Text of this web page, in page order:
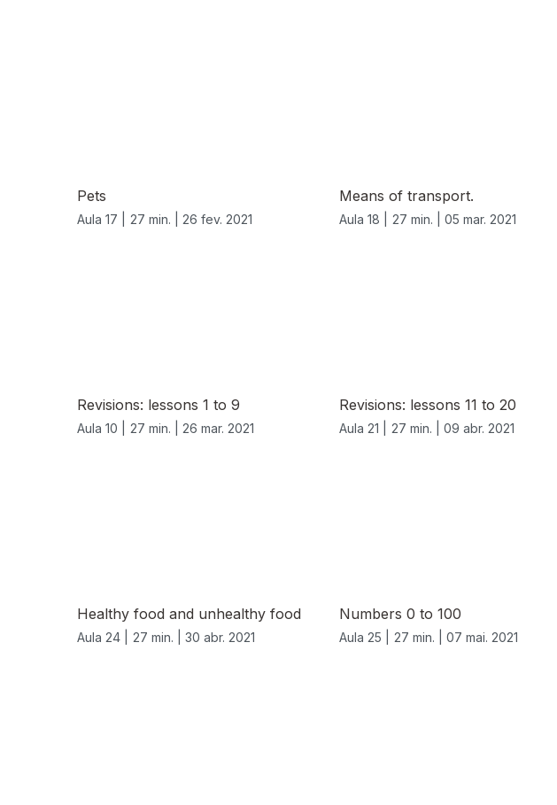
Pets
Aula 17 | 27 min. | 26 fev. 2021
Means of transport.
Aula 18 | 27 min. | 05 mar. 2021
Revisions: lessons 1 to 9
Aula 10 | 27 min. | 26 mar. 2021
Revisions: lessons 11 to 20
Aula 21 | 27 min. | 09 abr. 2021
Healthy food and unhealthy food
Aula 24 | 27 min. | 30 abr. 2021
Numbers 0 to 100
Aula 25 | 27 min. | 07 mai. 2021